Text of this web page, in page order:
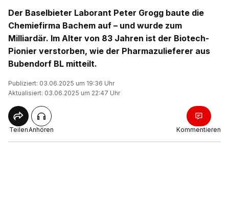
Der Baselbieter Laborant Peter Grogg baute die
Chemiefirma Bachem auf – und wurde zum
Milliardär. Im Alter von 83 Jahren ist der Biotech-
Pionier verstorben, wie der Pharmazulieferer aus
Bubendorf BL mitteilt.
Publiziert: 03.06.2025 um 19:36 Uhr
Aktualisiert: 03.06.2025 um 22:47 Uhr
TeilenAnhören Kommentieren